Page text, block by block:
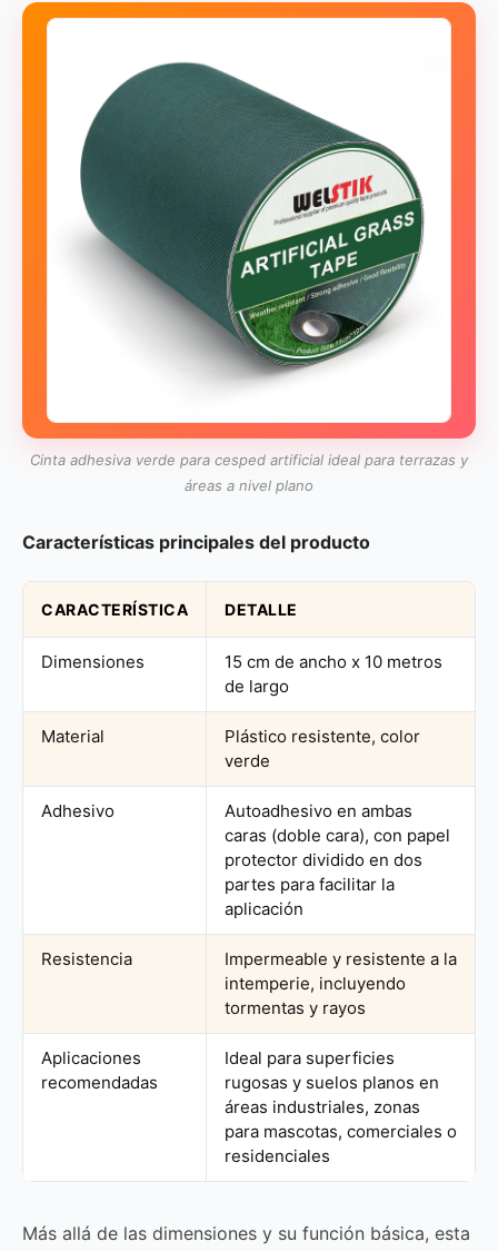
Cinta adhesiva verde para cesped artificial ideal para terrazas y
áreas a nivel plano
Características principales del producto
CARACTERÍSTICA DETALLE
Dimensiones
15 cm de ancho x 10 metros
de largo
Material
Plástico resistente, color
verde
Adhesivo
Autoadhesivo en ambas
caras (doble cara), con papel
protector dividido en dos
partes para facilitar la
aplicación
Resistencia
Impermeable y resistente a la
intemperie, incluyendo
tormentas y rayos
Aplicaciones
recomendadas
Ideal para superficies
rugosas y suelos planos en
áreas industriales, zonas
para mascotas, comerciales o
residenciales
Más allá de las dimensiones y su función básica, esta